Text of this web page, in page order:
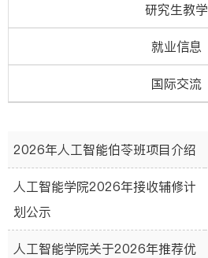
研究生教学
就业信息
国际交流
2026年人工智能伯苓班项目介绍
人工智能学院2026年接收辅修计
划公示
人工智能学院关于2026年推荐优